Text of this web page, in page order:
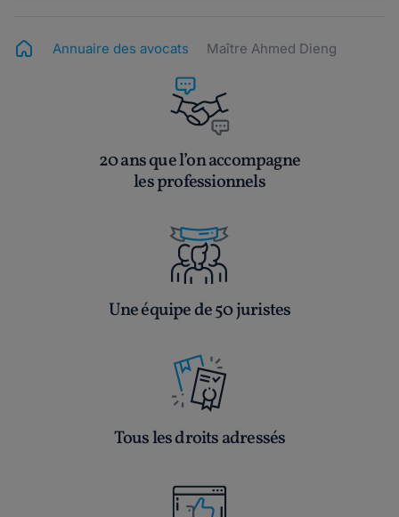
Annuaire des avocats Maître Ahmed Dieng
20 ans que l’on accompagne
les professionnels
Une équipe de 50 juristes
Tous les droits adressés